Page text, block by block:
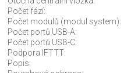
Počet fází:
Počet modulů (modul system):
Počet portů USB-A:
Počet portů USB-C:
Podpora IFTTT:
Popis: